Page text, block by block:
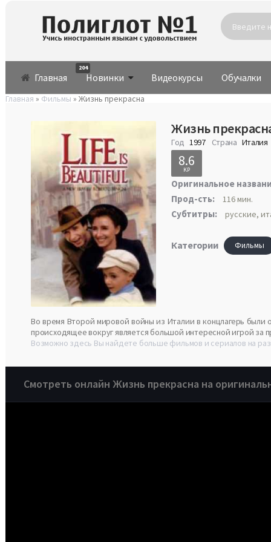
Главная Новинки
204
Видеокурсы Обучалки
Главная » Фильмы » Жизнь прекрасна
Жизнь
Год 1997 Страна Италия
8.6
KP
Оригинальное
Прод-сть:
116 мин.
Субтитры: русские,
Категории Фильмы
Во время Второй мировой войны из Италии в концлагерь были
происходящее вокруг является большой интересной игрой за
Возможно здесь Вы найдете больше фильмов и сериалов на
Смотреть онлайн Жизнь прекрасна на